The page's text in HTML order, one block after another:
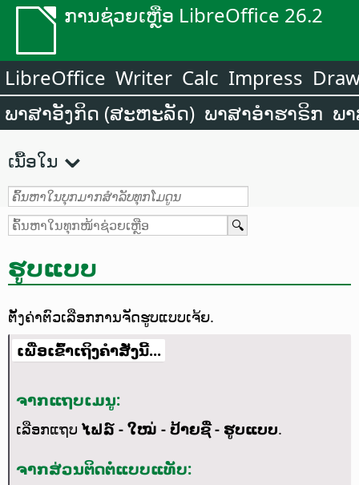
ການຊ່ວຍເຫຼືອ LibreOffice 26.2
LibreOffice Writer Calc Impress
ພາສາອັງກິດ (ສະຫະລັດ) ພາສາອຳຮາຣິກ ພ
ເນື້ອໃນ
ຮູບແບບ
ຕັ້ງຄ່າຕົວເລືອກການຈັດຮູບແບບເຈ້ຍ.
ເພື່ອເຂົ້າເຖິງຄຳສັ່ງນີ້...
ຈາກແຖບເມນູ:
ເລືອກແຖບ ໄຟລ໌ - ໃໝ່ - ປ້າຍຊື່ - ຮູບແບບ.
ຈາກສ່ວນຕິດຕໍ່ແບບແທັບ: